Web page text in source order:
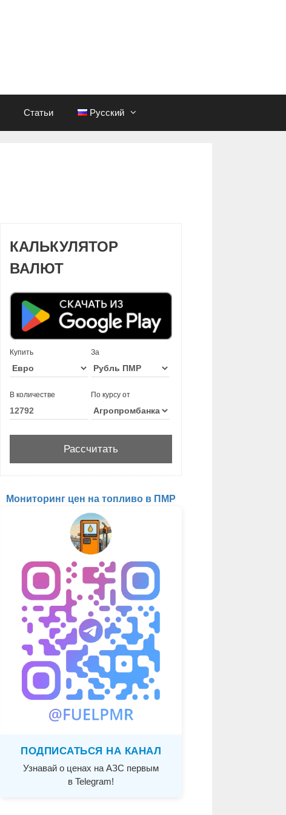
Статьи Русский
КАЛЬКУЛЯТОР
ВАЛЮТ
Купить За
В количестве По курсу от
Мониторинг цен на топливо в ПМР
ПОДПИСАТЬСЯ НА КАНАЛ
Узнавай о ценах на АЗС первым
в Telegram!